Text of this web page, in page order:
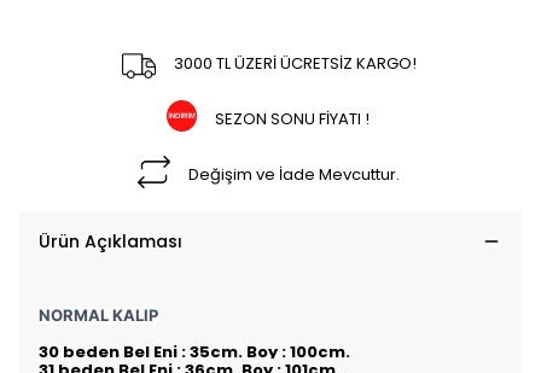
3000 TL ÜZERİ ÜCRETSİZ KARGO!
SEZON SONU FİYATI !
Değişim ve İade Mevcuttur.
Ürün Açıklaması
NORMAL KALIP
30 beden Bel Eni : 35cm. Boy : 100cm.